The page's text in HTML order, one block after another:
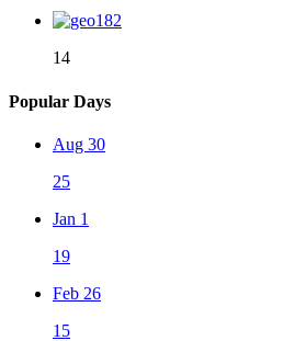
14
Popular Days
Aug 30
25
Jan 1
19
Feb 26
15